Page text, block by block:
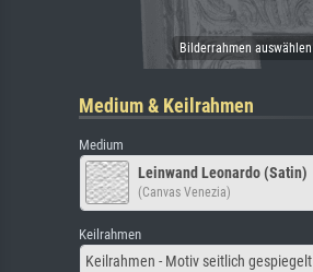
Medium & Keilrahmen
Medium
Leinwand Leonardo (Satin)
(Canvas Venezia)
Keilrahmen
Keilrahmen - Motiv seitlich gespiegelt